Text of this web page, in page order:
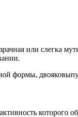
или слегка
формы,
которого